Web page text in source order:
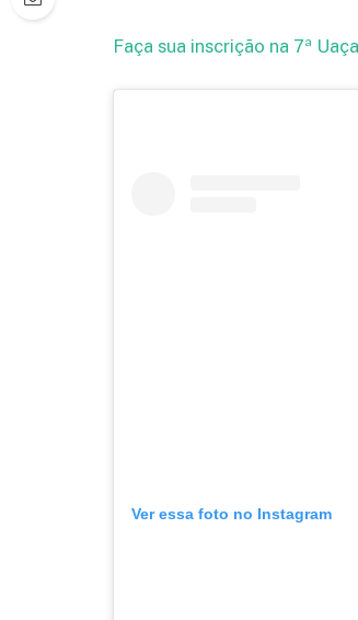
Faça sua inscrição na 7ª
Ver essa foto no Instagram